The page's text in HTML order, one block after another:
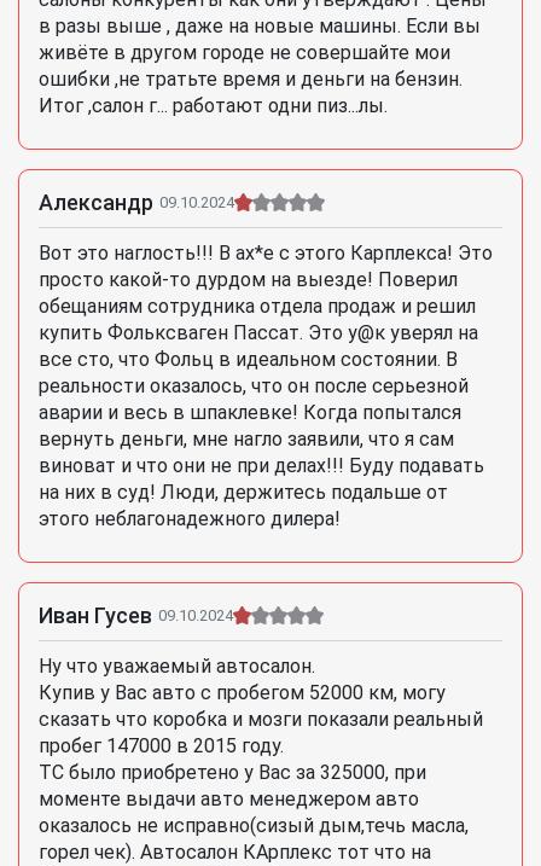
в разы выше , даже на новые машины. Если вы
живёте в другом городе не совершайте мои
ошибки ,не тратьте время и деньги на бензин.
Итог ,салон г... работают одни пиз...лы.
Александр 09.10.2024
Вот это наглость!!! В ах*е с этого Карплекса! Это
просто какой-то дурдом на выезде! Поверил
обещаниям сотрудника отдела продаж и решил
купить Фольксваген Пассат. Это у@к уверял на
все сто, что Фольц в идеальном состоянии. В
реальности оказалось, что он после серьезной
аварии и весь в шпаклевке! Когда попытался
вернуть деньги, мне нагло заявили, что я сам
виноват и что они не при делах!!! Буду подавать
на них в суд! Люди, держитесь подальше от
этого неблагонадежного дилера!
Иван Гусев 09.10.2024
Ну что уважаемый автосалон.
Купив у Вас авто с пробегом 52000 км, могу
сказать что коробка и мозги показали реальный
пробег 147000 в 2015 году.
ТС было приобретено у Вас за 325000, при
моменте выдачи авто менеджером авто
оказалось не исправно(сизый дым,течь масла,
горел чек). Автосалон КАрплекс тот что на